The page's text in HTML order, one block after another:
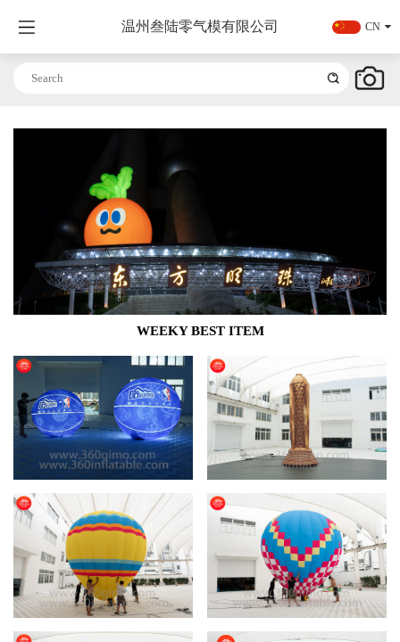
温州叁陆零气模有限公司 CN
WEEKY BEST ITEM